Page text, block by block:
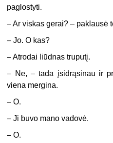
paglostyti.
– Ar viskas gerai? – paklausė
– Jo. O kas?
– Atrodai liūdnas truputį.
– Ne, – tada įsidrąsinau ir
viena mergina.
– O.
– Ji buvo mano vadovė.
– O.